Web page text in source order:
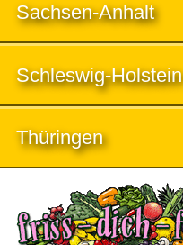
Sachsen-Anhalt
Schleswig-Holstein
Thüringen